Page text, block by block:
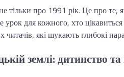
тільки про 1991 рік. Це про те,
урок для кожного, хто
які шукають глибокі
землі: дитинство